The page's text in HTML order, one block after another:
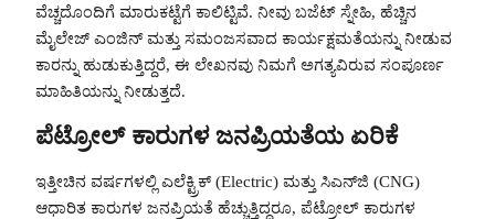
ವೆಚ್ಚದೊಂದಿಗೆ ಮಾರುಕಟ್ಟೆಗೆ ಕಾಲಿಟ್ಟಿವೆ. ನೀವು ಬಜೆಟ್ ಸ್ನೇಹಿ, ಹೆಚ್ಚಿನ
ಮೈಲೇಜ್ ಎಂಜಿನ್ ಮತ್ತು ಸಮಂಜಸವಾದ ಕಾರ್ಯಕ್ಷಮತೆಯನ್ನು ನೀಡುವ
ಕಾರನ್ನು ಹುಡುಕುತ್ತಿದ್ದರೆ, ಈ ಲೇಖನವು ನಿಮಗೆ ಅಗತ್ಯವಿರುವ ಸಂಪೂರ್ಣ
ಮಾಹಿತಿಯನ್ನು ನೀಡುತ್ತದೆ.
ಪೆಟ್ರೋಲ್ ಕಾರುಗಳ ಜನಪ್ರಿಯತೆಯ ಏರಿಕೆ
ಇತ್ತೀಚಿನ ವರ್ಷಗಳಲ್ಲಿ ಎಲೆಕ್ಟ್ರಿಕ್ (Electric) ಮತ್ತು ಸಿಎನ್‌ಜಿ (CNG)
ಆಧಾರಿತ ಕಾರುಗಳ ಜನಪ್ರಿಯತೆ ಹೆಚ್ಚುತ್ತಿದ್ದರೂ, ಪೆಟ್ರೋಲ್ ಕಾರುಗಳ